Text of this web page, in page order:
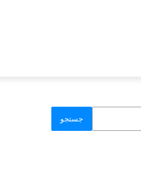
جستجو